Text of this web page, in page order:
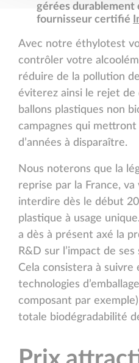
gérées durablement
fournisseur certifié
Avec notre éthylotest
contrôler votre
réduire de la pollution
éviterez ainsi le rejet de
ballons plastiques non
campagnes qui
d’années à disparaître.
Nous noterons que la
reprise par la France,
interdire dès le début
plastique à usage
a dès à présent axé la
R&D sur l’impact de ses
Cela consistera à
technologies
composant par
totale biodégradabilité